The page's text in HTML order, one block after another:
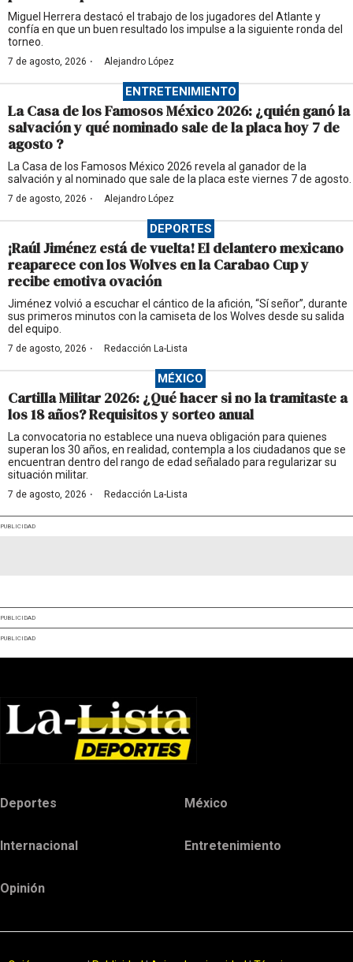
Miguel Herrera destacó el trabajo de los jugadores del Atlante y
confía en que un buen resultado los impulse a la siguiente ronda del
torneo.
7 de agosto, 2026 · Alejandro López
ENTRETENIMIENTO
La Casa de los Famosos México 2026: ¿quién ganó la
salvación y qué nominado sale de la placa hoy 7 de
agosto ?
La Casa de los Famosos México 2026 revela al ganador de la
salvación y al nominado que sale de la placa este viernes 7 de agosto.
7 de agosto, 2026 · Alejandro López
DEPORTES
¡Raúl Jiménez está de vuelta! El delantero mexicano
reaparece con los Wolves en la Carabao Cup y
recibe emotiva ovación
Jiménez volvió a escuchar el cántico de la afición, “Sí señor”, durante
sus primeros minutos con la camiseta de los Wolves desde su salida
del equipo.
7 de agosto, 2026 · Redacción La-Lista
MÉXICO
Cartilla Militar 2026: ¿Qué hacer si no la tramitaste a
los 18 años? Requisitos y sorteo anual
La convocatoria no establece una nueva obligación para quienes
superan los 30 años, en realidad, contempla a los ciudadanos que se
encuentran dentro del rango de edad señalado para regularizar su
situación militar.
7 de agosto, 2026 · Redacción La-Lista
PUBLICIDAD
PUBLICIDAD
PUBLICIDAD
Deportes México
Internacional Entretenimiento
Opinión